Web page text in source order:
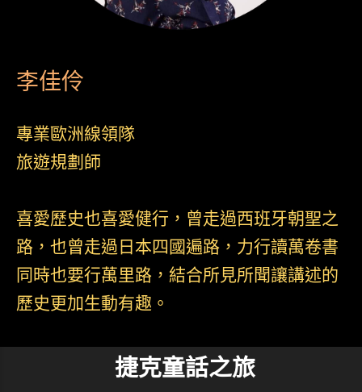
李佳伶
專業歐洲線領隊
旅遊規劃師
喜愛歷史也喜愛健行，曾走過西班牙朝聖之
路，也曾走過日本四國遍路，力行讀萬卷書
同時也要行萬里路，結合所見所聞讓講述的
歷史更加生動有趣。
捷克童話之旅